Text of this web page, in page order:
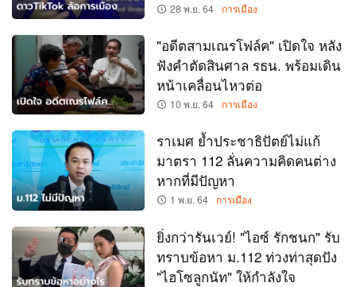
28 พ.ย. 64 การเมือง
"อดีตสามเณรโฟล์ค" เปิดใจ หลัง
ฟังคำตัดสินศาล รธน. พร้อมเดิน
หน้าเคลื่อนไหวต่อ
10 พ.ย. 64 การเมือง
ราเมศ ย้ำประชาธิปัตย์ไม่แก้
มาตรา 112 ลั่นความคิดคนต่าง
หากที่มีปัญหา
1 พ.ย. 64 การเมือง
ยิ่งกว่ารันเวย์! "ไอซ์ รักชนก" รับ
ทราบข้อหา ม.112 ท่วงท่าสุดปัง
"ไฮโซลูกนัท" ให้กำลังใจ